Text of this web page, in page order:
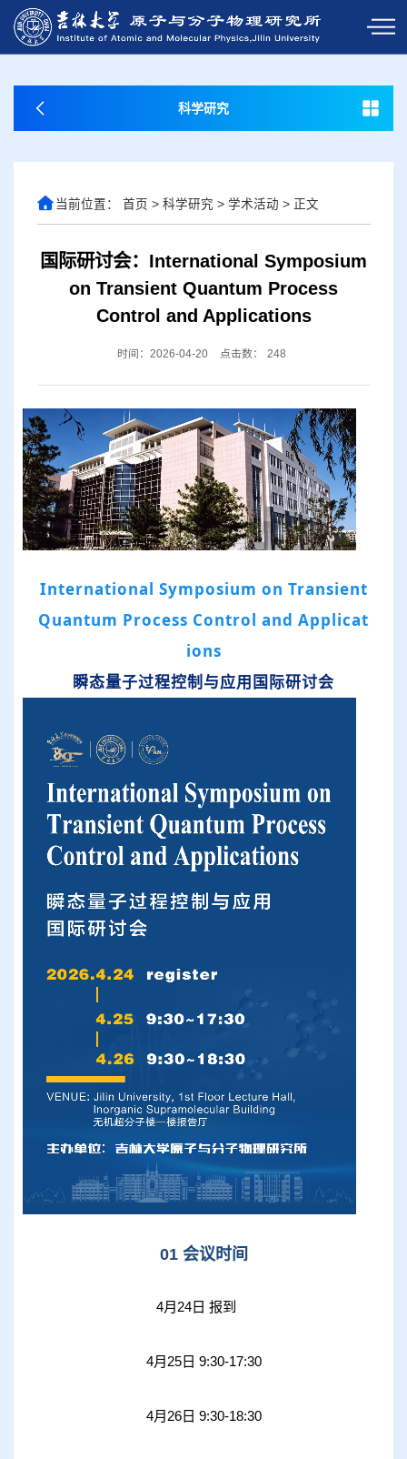
科学研究
当前位置： 首页 > 科学研究 > 学术活动 > 正文
国际研讨会：International Symposium
on Transient Quantum Process
Control and Applications
时间：2026-04-20 点击数： 248
International Symposium on Transient
Quantum Process Control and Applicat
ions
瞬态量子过程控制与应用国际研讨会
01 会议时间
4月24日 报到
4月25日 9:30-17:30
4月26日 9:30-18:30